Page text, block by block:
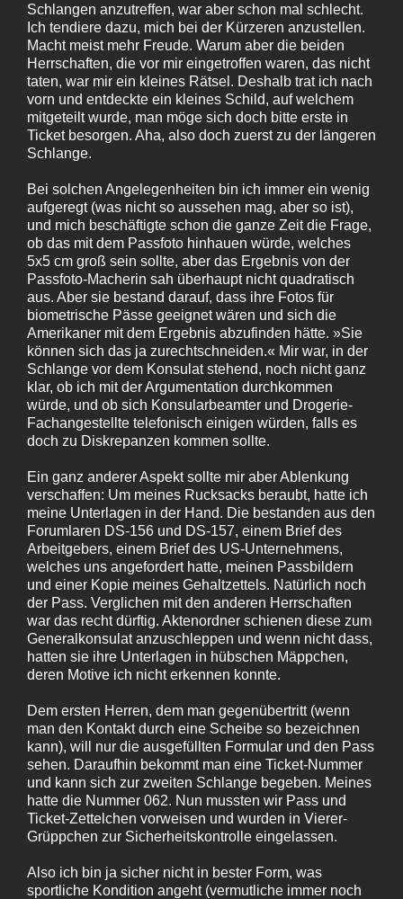
Schlangen anzutreffen, war aber schon mal schlecht.
Ich tendiere dazu, mich bei der Kürzeren anzustellen.
Macht meist mehr Freude. Warum aber die beiden
Herrschaften, die vor mir eingetroffen waren, das nicht
taten, war mir ein kleines Rätsel. Deshalb trat ich nach
vorn und entdeckte ein kleines Schild, auf welchem
mitgeteilt wurde, man möge sich doch bitte erste in
Ticket besorgen. Aha, also doch zuerst zu der längeren
Schlange.
Bei solchen Angelegenheiten bin ich immer ein wenig
aufgeregt (was nicht so aussehen mag, aber so ist),
und mich beschäftigte schon die ganze Zeit die Frage,
ob das mit dem Passfoto hinhauen würde, welches
5x5 cm groß sein sollte, aber das Ergebnis von der
Passfoto-Macherin sah überhaupt nicht quadratisch
aus. Aber sie bestand darauf, dass ihre Fotos für
biometrische Pässe geeignet wären und sich die
Amerikaner mit dem Ergebnis abzufinden hätte. »Sie
können sich das ja zurechtschneiden.« Mir war, in der
Schlange vor dem Konsulat stehend, noch nicht ganz
klar, ob ich mit der Argumentation durchkommen
würde, und ob sich Konsularbeamter und Drogerie-
Fachangestellte telefonisch einigen würden, falls es
doch zu Diskrepanzen kommen sollte.
Ein ganz anderer Aspekt sollte mir aber Ablenkung
verschaffen: Um meines Rucksacks beraubt, hatte ich
meine Unterlagen in der Hand. Die bestanden aus den
Forumlaren DS-156 und DS-157, einem Brief des
Arbeitgebers, einem Brief des US-Unternehmens,
welches uns angefordert hatte, meinen Passbildern
und einer Kopie meines Gehaltzettels. Natürlich noch
der Pass. Verglichen mit den anderen Herrschaften
war das recht dürftig. Aktenordner schienen diese zum
Generalkonsulat anzuschleppen und wenn nicht dass,
hatten sie ihre Unterlagen in hübschen Mäppchen,
deren Motive ich nicht erkennen konnte.
Dem ersten Herren, dem man gegenübertritt (wenn
man den Kontakt durch eine Scheibe so bezeichnen
kann), will nur die ausgefüllten Formular und den Pass
sehen. Daraufhin bekommt man eine Ticket-Nummer
und kann sich zur zweiten Schlange begeben. Meines
hatte die Nummer 062. Nun mussten wir Pass und
Ticket-Zettelchen vorweisen und wurden in Vierer-
Grüppchen zur Sicherheitskontrolle eingelassen.
Also ich bin ja sicher nicht in bester Form, was
sportliche Kondition angeht (vermutliche immer noch